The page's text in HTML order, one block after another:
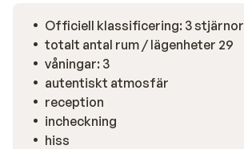
Officiell klassificering: 3 stjärnor
totalt antal rum / lägenheter 29
våningar: 3
autentiskt atmosfär
reception
incheckning
hiss